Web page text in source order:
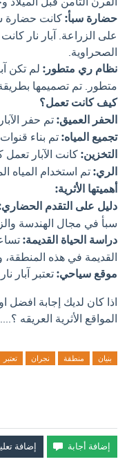
حضارة سبأ: كانت حضارة
على الزراعة. آبار نار
الصحراوية.
نظام ري متطور: لم تكن
متطور. تم تصميمها
كيف كانت تعمل؟
الحفر العميق: تم حفر
تجميع المياه: تم بناء
التخزين: كانت الآبار
الري: تم استخدام المياه
أهميتها الأثرية:
دليل على التقدم
سبأ في مجال الهندسة
دراسة الحياة القديمة:
القديمة في هذه
موقع سياحي: تعتبر آبار
اذا كان لديك إجابة
المواقع الأثرية العريقه
بنيان منطقة نجران تعتبر